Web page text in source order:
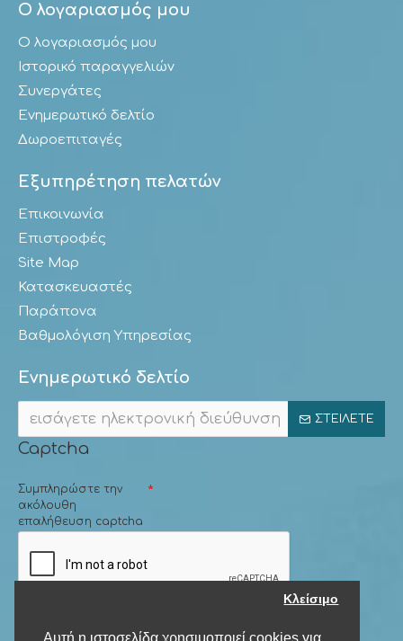
Κλείσιμο
Ο λογαριασμός μου
Ο λογαριασμός μου
Ιστορικό παραγγελιών
Συνεργάτες
Ενημερωτικό δελτίο
Δωροεπιταγές
Εξυπηρέτηση πελατών
Επικοινωνία
Επιστροφές
Site Map
Κατασκευαστές
Παράπονα
Βαθμολόγιση Υπηρεσίας
Ενημερωτικό δελτίο
ΣΤΕΊΛΕΤΕ
Captcha
Συμπληρώστε την
ακόλουθη
επαλήθευση captcha
Πολιτική απορρήτου